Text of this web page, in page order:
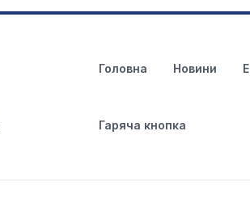
Головна Новини
Гаряча кнопка